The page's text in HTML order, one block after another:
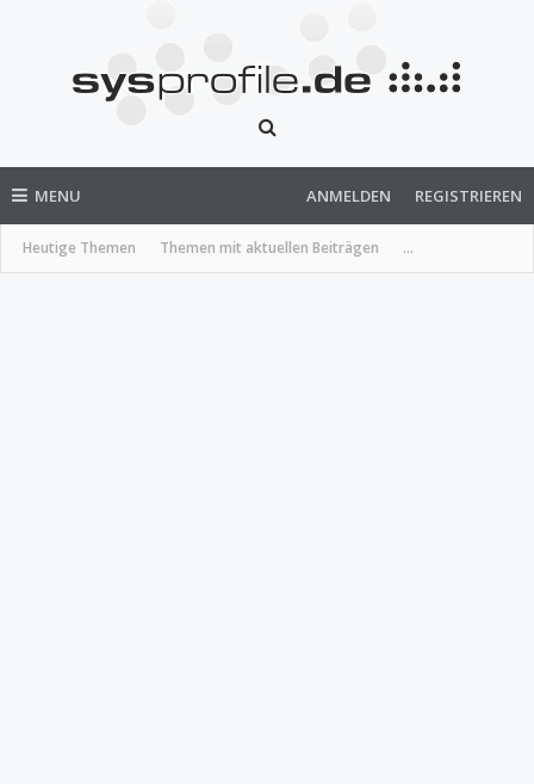
MENU
Heutige Themen Themen mit aktuellen Beiträgen ...
ANMELDEN REGISTRIEREN